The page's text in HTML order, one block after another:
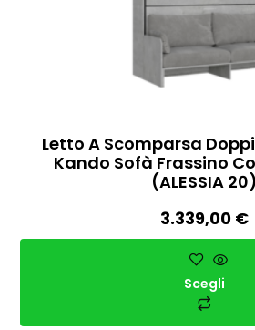
Letto A Scomparsa
Kando Sofà Frassino
(ALESSIA 20)
3.339,00 €
Scegli